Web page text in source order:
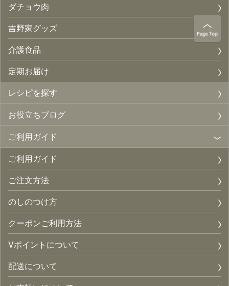
ダチョウ肉
吉野家グッズ
介護食品
定期お届け
レシピを探す
お役立ちブログ
ご利用ガイド
ご利用ガイド
ご注文方法
のしのつけ方
クーポンご利用方法
Vポイントについて
配送について